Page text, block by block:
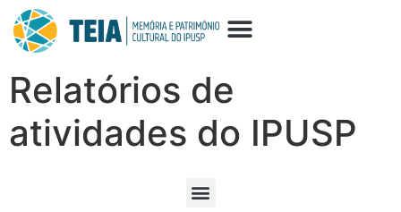
Relatórios de
atividades do IPUSP